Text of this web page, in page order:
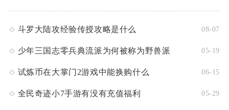
斗罗大陆攻经验传授攻略是什么 08-07
少年三国志零兵典流派为何被称为野兽派 05-19
试炼币在大掌门2游戏中能换购什么 06-15
全民奇迹小7手游有没有充值福利 05-29